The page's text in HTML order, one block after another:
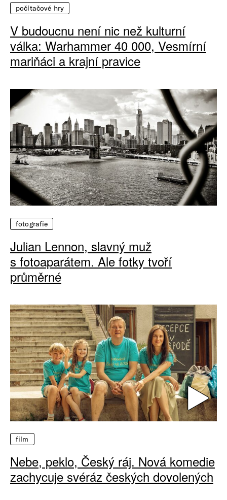
počítačové hry
V budoucnu není nic než kulturní
válka: Warhammer 40 000, Vesmírní
mariňáci a krajní pravice
fotografie
Julian Lennon, slavný muž
s fotoaparátem. Ale fotky tvoří
průměrné
film
Nebe, peklo, Český ráj. Nová komedie
zachycuje svéráz českých dovolených